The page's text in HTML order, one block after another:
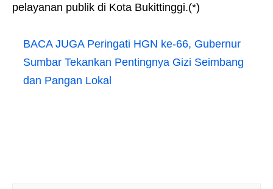
pelayanan publik di Kota Bukittinggi.(*)
BACA JUGA Peringati HGN ke-66, Gubernur
Sumbar Tekankan Pentingnya Gizi Seimbang
dan Pangan Lokal